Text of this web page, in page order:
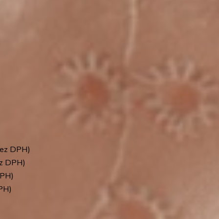
DPH)
DPH)